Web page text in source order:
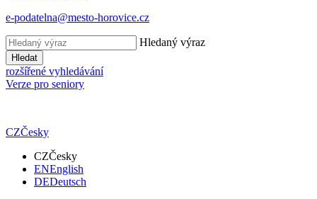
e-podatelna@mesto-horovice.cz
Hledaný výraz
Hledat
rozšířené vyhledávání
Verze pro seniory
CZČesky
CZČesky
ENEnglish
DEDeutsch